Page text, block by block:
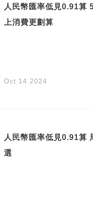
人民幣匯率低見0.91算
上消費更劃算
Oct 14 2024
人民幣匯率低見0.91算
選